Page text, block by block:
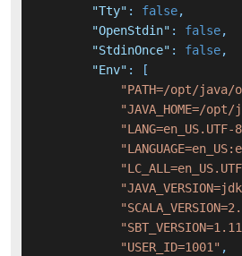
"Tty" : false,
"OpenStdin" : false,
"StdinOnce" : false,
"Env" :
[
"PATH=/opt/
"JAVA_HOME=/
"LANG=en_US.UTF-
"USER_ID=1001" ,